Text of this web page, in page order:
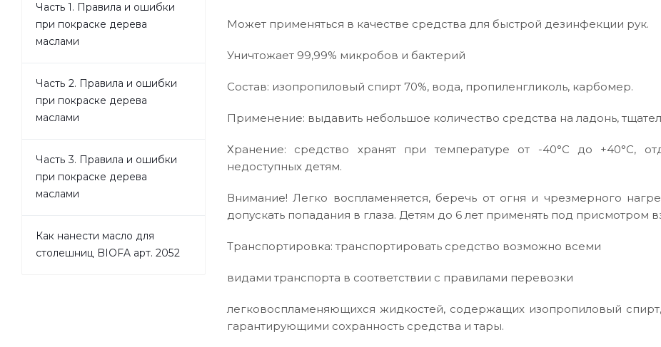
Может применяться в качестве средства для быстрой дезинфекции рук.
Уничтожает 99,99% микробов и бактерий
Состав: изопропиловый спирт 70%, вода, пропиленгликоль, карбомер.
Применение: выдавить небольшое количество средства на ладонь,
Хранение: средство хранят при температуре от -40°С до +40°С,
недоступных детям.
Внимание! Легко воспламеняется, беречь от огня и чрезмерного
допускать попадания в глаза. Детям до 6 лет применять под присмотром
Транспортировка: транспортировать средство возможно всеми
видами транспорта в соответствии с правилами перевозки
легковоспламеняющихся жидкостей, содержащих изопропиловый
гарантирующими сохранность средства и тары.
Часть 1. Правила и ошибки
при покраске дерева
маслами
Часть 2. Правила и ошибки
при покраске дерева
маслами
Часть 3. Правила и ошибки
при покраске дерева
маслами
Как нанести масло для
столешниц BIOFA арт. 2052